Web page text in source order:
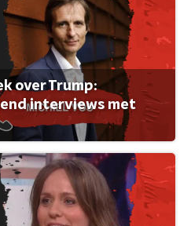
over Trump:
interviews met